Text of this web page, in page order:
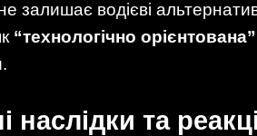
залишає водієві
“технологічно орієнтована”
наслідки та